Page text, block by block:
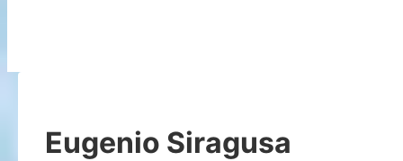
Eugenio Siragusa